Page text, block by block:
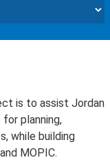
is to assist Jordan
planning,
while building
MOPIC.